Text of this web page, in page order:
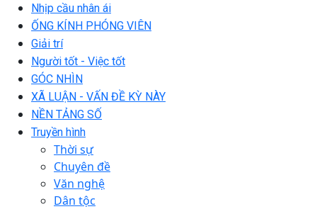
Nhịp cầu nhân ái
ỐNG KÍNH PHÓNG VIÊN
Giải trí
Người tốt - Việc tốt
GÓC NHÌN
XÃ LUẬN - VẤN ĐỀ KỲ NÀY
NỀN TẢNG SỐ
Truyền hình
Thời sự
Chuyên đề
Văn nghệ
Dân tộc